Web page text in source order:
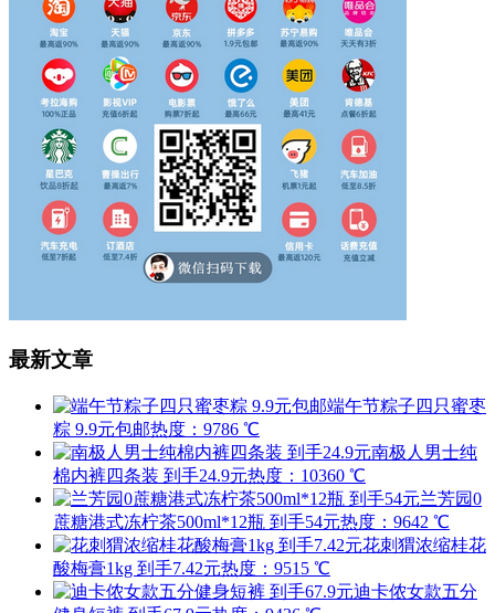
最新文章
端午节粽子四只蜜枣
粽 9.9元包邮热度：9786 ℃
南极人男士纯
棉内裤四条装 到手24.9元热度：10360 ℃
兰芳园0
蔗糖港式冻柠茶500ml*12瓶 到手54元热度：9642 ℃
花刺猬浓缩桂花
酸梅膏1kg 到手7.42元热度：9515 ℃
迪卡侬女款五分